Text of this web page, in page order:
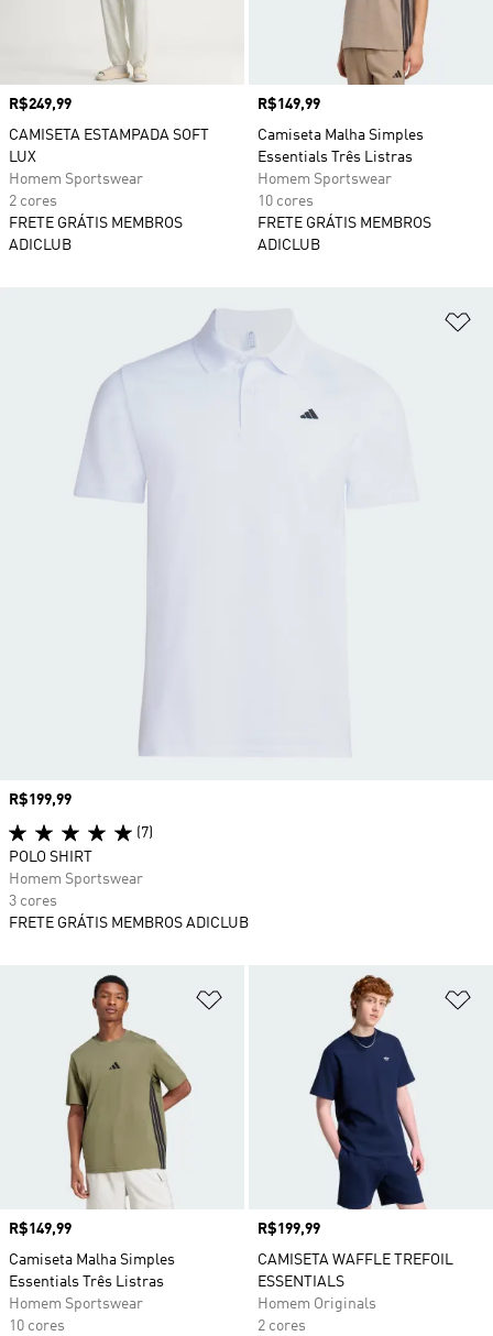
Preço
R$249,99
CAMISETA ESTAMPADA SOFT
LUX
Homem Sportswear
2 cores
FRETE GRÁTIS MEMBROS
ADICLUB
Preço
R$149,99
Camiseta Malha Simples
Essentials Três Listras
Homem Sportswear
10 cores
FRETE GRÁTIS MEMBROS
ADICLUB
Adicionar à Lista de Desejos
Preço
R$149,99
Camiseta Malha Simples
Essentials Três Listras
Homem Sportswear
10 cores
Preço
R$199,99
CAMISETA WAFFLE TREFOIL
ESSENTIALS
Homem Originals
2 cores
Preço
R$199,99
(7)
POLO SHIRT
Homem Sportswear
3 cores
FRETE GRÁTIS MEMBROS ADICLUB